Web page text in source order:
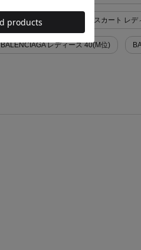
BALENCIAGA スカート>ミニスカート レデ
BALENCIAGA レディース 40(M位)